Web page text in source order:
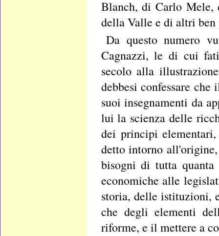
Blanch, di Carlo Mele,
della Valle e di altri
Da questo numero
Cagnazzi, le di cui
secolo alla
debbesi confessare
suoi insegnamenti da
lui la scienza delle
dei principi
detto intorno
bisogni di tutta
economiche alle
storia, delle istituzioni,
che degli elementi
riforme, e il mettere a